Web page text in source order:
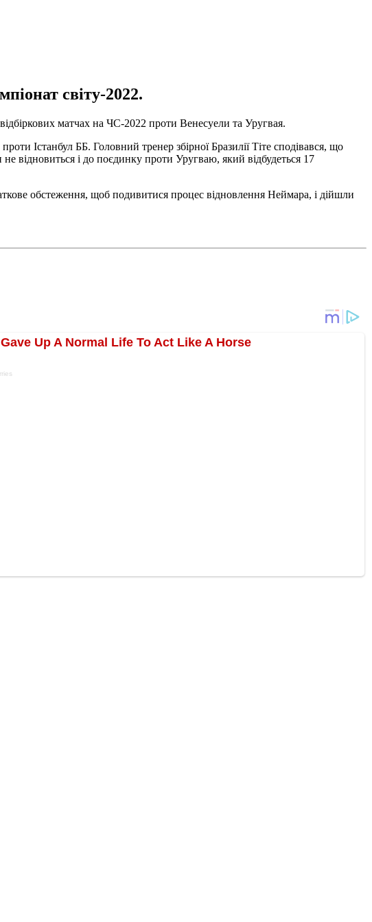
світу-2022.
матчах на ЧС-2022 проти Венесуели та Уругвая.
Істанбул ББ. Головний тренер збірної Бразилії Тіте сподівався, що
відновиться і до поєдинку проти Уругваю, який відбудеться 17
обстеження, щоб подивитися процес відновлення Неймара, і дійшли